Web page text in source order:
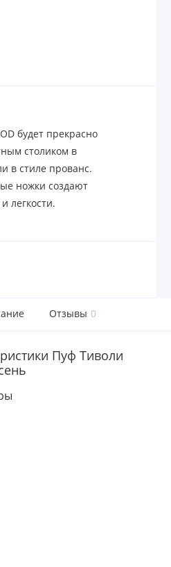
будет прекрасно
столиком в
в стиле прованс.
ножки создают
легкости.
Отзывы 0
Пуф Тиволи